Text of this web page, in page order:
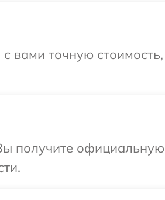
вами точную
получите